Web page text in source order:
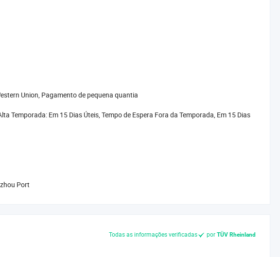
Union, Pagamento de pequena quantia
Temporada: Em 15 Dias Úteis, Tempo de Espera Fora da Temporada, Em 15 Dias
Port
Todas as informações verificadas por TÜV Rheinland